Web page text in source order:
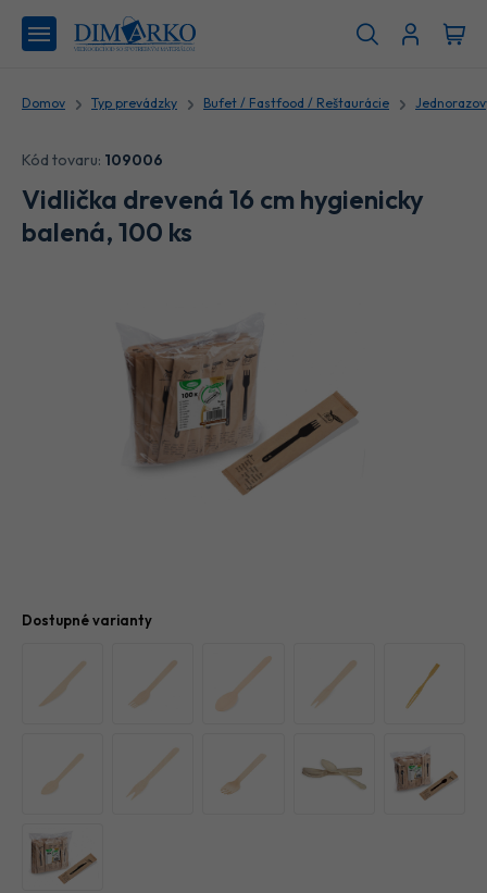
Domov Typ prevádzky Bufet / Fastfood / Reštaurácie
Vidlička drevená 16 cm hygienicky
balená, 100 ks
Kód tovaru: 109006
Dostupné varianty